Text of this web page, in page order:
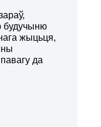
будучыню
жыцьця,
да